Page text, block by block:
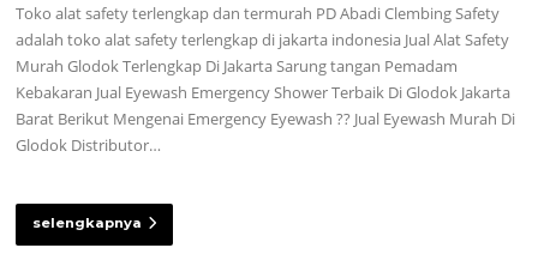
Toko alat safety terlengkap dan termurah PD Abadi Clembing Safety
adalah toko alat safety terlengkap di jakarta indonesia Jual Alat Safety
Murah Glodok Terlengkap Di Jakarta Sarung tangan Pemadam
Kebakaran Jual Eyewash Emergency Shower Terbaik Di Glodok Jakarta
Barat Berikut Mengenai Emergency Eyewash ?? Jual Eyewash Murah Di
Glodok Distributor…
selengkapnya